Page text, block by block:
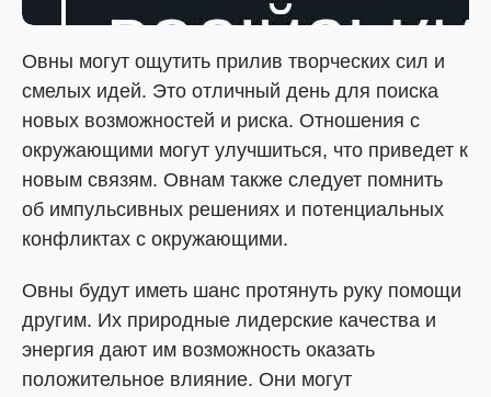
Овны могут ощутить прилив творческих сил и
смелых идей. Это отличный день для поиска
новых возможностей и риска. Отношения с
окружающими могут улучшиться, что приведет к
новым связям. Овнам также следует помнить
об импульсивных решениях и потенциальных
конфликтах с окружающими.
Овны будут иметь шанс протянуть руку помощи
другим. Их природные лидерские качества и
энергия дают им возможность оказать
положительное влияние. Они могут